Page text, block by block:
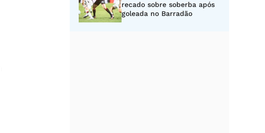
recado sobre soberba após
goleada no Barradão